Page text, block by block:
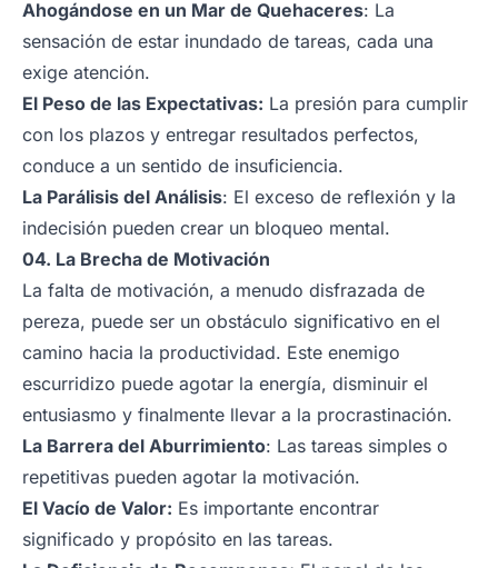
Ahogándose en un Mar de Quehaceres: La
sensación de estar inundado de tareas, cada una
exige atención.
El Peso de las Expectativas: La presión para cumplir
con los plazos y entregar resultados perfectos,
conduce a un sentido de insuficiencia.
La Parálisis del Análisis: El exceso de reflexión y la
indecisión pueden crear un bloqueo mental.
04. La Brecha de Motivación
La falta de motivación, a menudo disfrazada de
pereza, puede ser un obstáculo significativo en el
camino hacia la productividad. Este enemigo
escurridizo puede agotar la energía, disminuir el
entusiasmo y finalmente llevar a la procrastinación.
La Barrera del Aburrimiento: Las tareas simples o
repetitivas pueden agotar la motivación.
El Vacío de Valor: Es importante encontrar
significado y propósito en las tareas.